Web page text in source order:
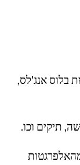
2006 הממוקמת בלוס אנג'לס,
תיקים וכו.